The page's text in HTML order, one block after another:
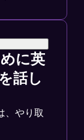
に英
話し
、やり取